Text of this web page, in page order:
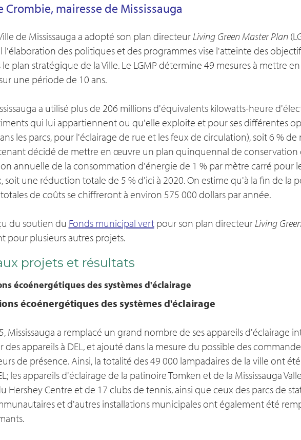
mairesse de Mississauga
de Mississauga a adopté son plan directeurLiving Green Master Plan
l'élaboration des politiques et des programmes vise l'atteinte des
plan stratégique de la Ville. Le LGMP détermine 49 mesures à mettre
une période de 10 ans.
a utilisé plus de 206 millions d'équivalents kilowatts-heure
qui lui appartiennent ou qu'elle exploite et pour ses différentes
les parcs, pour l'éclairage de rue et les feux de circulation), soit 6 % de
décidé de mettre en œuvre un plan quinquennal de conservation
annuelle de la consommation d'énergie de 1 % par mètre carré pour
soit une réduction totale de 5 % d'ici à 2020. On estime qu'à la fin de la
de coûts se chiffreront à environ 575 000 dollars par année.
du soutien du Fonds municipal vertpour son plan directeurLiving
pour plusieurs autres projets.
projets et résultats
écoénergétiques des systèmes d'éclairage
écoénergétiques des systèmes d'éclairage
Mississauga a remplacé un grand nombre de ses appareils d'éclairage
des appareils à DEL, et ajouté dans la mesure du possible des
de présence. Ainsi, la totalité des 49 000 lampadaires de la ville ont
les appareils d'éclairage de la patinoire Tomken et de la Mississauga
Hershey Centre et de 17 clubs de tennis, ainsi que ceux des parcs de
et d'autres installations municipales ont également été